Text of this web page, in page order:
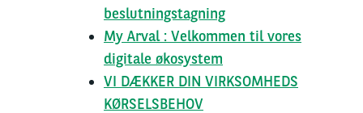
beslutningstagning
My Arval : Velkommen til vores
digitale økosystem
VI DÆKKER DIN VIRKSOMHEDS
KØRSELSBEHOV